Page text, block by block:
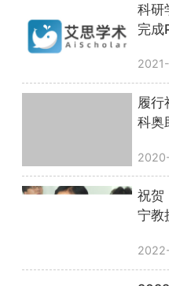
科研
完成
履行
科奥
祝贺
宁教